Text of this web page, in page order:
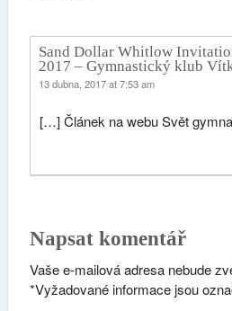
Sand Dollar Whitlow
2017 – Gymnastický klub
13 dubna, 2017 at 7:53 am
[…] Článek na webu Svět
Napsat komentář
Vaše e-mailová adresa nebude
Vyžadované informace jsou
*